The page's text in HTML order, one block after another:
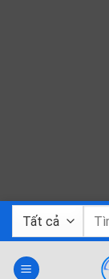
Bỏ
dung
Tìm